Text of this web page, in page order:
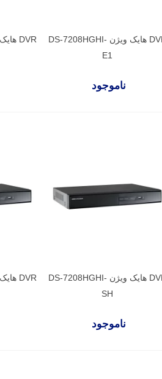
DVR هایک ویژن DS-7208HGHI-
E1
ناموجود
DVR هایک ویژن DS-7208HGHI-
SH
ناموجود